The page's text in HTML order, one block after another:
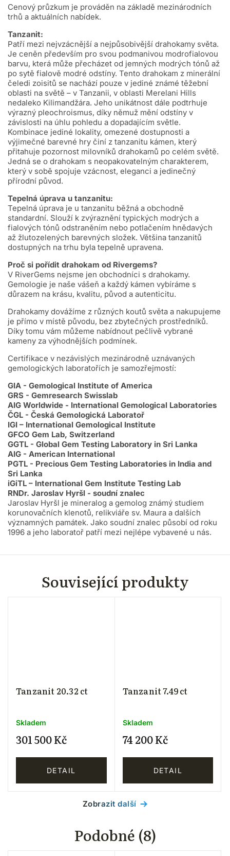
Cenový průzkum je prováděn na základě mezinárodních
trhů a aktuálních nabídek.
Tanzanit:
Patří mezi nejvzácnější a nejpůsobivější drahokamy světa.
Je ceněn především pro svou podmanivou modrofialovou
barvu, která může přecházet od jemných modrých tónů až
po sytě fialově modré odstíny. Tento drahokam z minerální
čeledi zoisitů se nachází pouze v jediné známé těžební
oblasti na světě – v Tanzanii, v oblasti Merelani Hills
nedaleko Kilimandžára. Jeho unikátnost dále podtrhuje
výrazný pleochroismus, díky němuž mění odstíny v
závislosti na úhlu pohledu a dopadajícím světle.
Kombinace jediné lokality, omezené dostupnosti a
výjimečné barevné hry činí z tanzanitu kámen, který
přitahuje pozornost milovníků drahokamů po celém světě.
Jedná se o drahokam s neopakovatelným charakterem,
který v sobě spojuje vzácnost, eleganci a jedinečný
přírodní původ.
Tepelná úprava u tanzanitu:
Tepelná úprava je u tanzanitu běžná a obchodně
standardní. Slouží k zvýraznění typických modrých a
fialových tónů odstraněním nebo potlačením hnědavých
až žlutozelených barevných složek. Většina tanzanitů
dostupných na trhu byla tepelně upravena.
Proč si pořídit drahokam od Rivergems?
V RiverGems nejsme jen obchodníci s drahokamy.
Gemologie je naše vášeň a každý kámen vybíráme s
důrazem na krásu, kvalitu, původ a autenticitu.
Drahokamy dovážíme z různých koutů světa a nakupujeme
je přímo v místě původu, bez zbytečných prostředníků.
Díky tomu vám můžeme nabídnout pečlivě vybrané
kameny za výhodnějších podmínek.
Certifikace v nezávislých mezinárodně uznávaných
gemologických laboratořích je samozřejmostí:
GIA - Gemological Institute of America
GRS - Gemresearch Swisslab
AIG Worldwide - International Gemological Laboratories
ČGL - Česká Gemologická Laboratoř
IGI – International Gemological Institute
GFCO Gem Lab, Switzerland
GGTL - Global Gem Testing Laboratory in Sri Lanka
AIG - American International
PGTL - Precious Gem Testing Laboratories in India and
Sri Lanka
iGiTL – International Gem Institute Testing Lab
RNDr. Jaroslav Hyršl - soudní znalec
Jaroslav Hyršl je mineralog a gemolog známý studiem
korunovačních klenotů, relikviáře sv. Maura a dalších
významných památek. Jako soudní znalec působí od roku
1996 a jeho laboratoř patří mezi nejlépe vybavené u nás.
Související produkty
Tanzanit 20.32 ct
Skladem
301 500 Kč
DETAIL
Tanzanit 7.49 ct
Skladem
74 200 Kč
DETAIL
Zobrazit další
Podobné (8)